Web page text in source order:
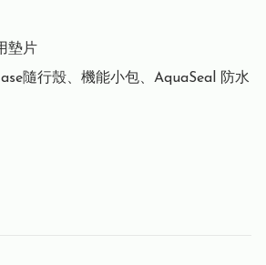
墊片
隨行殼、機能小包、AquaSeal 防水